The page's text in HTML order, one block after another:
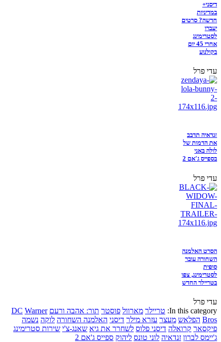
דיסני+
במדיניות
חדשה? סרטים
יעברו
לסטרימינג
אחרי 45 יום
בקולנוע
עדי פרל
זנדאיה תדבב
את הדמות של
לולה באני
בספייס ג'אם 2
עדי פרל
הסרט האלמנה
השחורה עובר
סופית
לסטרימינג, צפו
בטריילר החדש
עדי פרל
In this category: טריילר מארוול פוסטר תור: אהבה ורעם DC Warner
Bros הפלאש מעצר עזרא מילר דיסני האלמנה השחורה לוקה נשמה
פיקסאר קרואלה דיסני פלוס לשחרר את גיא שאנג-צ'י שירות סטרימינג
ג'יימס לברון זנדאיה לוני טונס ליהוק ספייס ג'אם 2